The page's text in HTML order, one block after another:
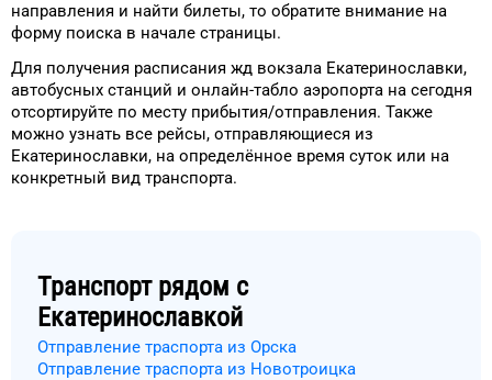
направления и найти билеты, то обратите внимание на
форму поиска в начале страницы.
Для получения расписания жд вокзала Екатеринославки,
автобусных станций и онлайн-табло аэропорта на сегодня
отсортируйте по месту прибытия/отправления. Также
можно узнать все рейсы, отправляющиеся из
Екатеринославки, на определённое время суток или на
конкретный вид транспорта.
Транспорт рядом с
Екатеринославкой
Отправление траспорта из Орска
Отправление траспорта из Новотроицка